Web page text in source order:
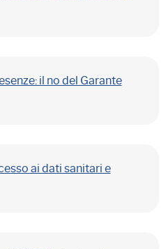
il no del Garante
ai dati sanitari e